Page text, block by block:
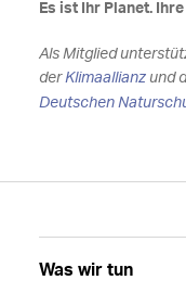
Es ist Ihr Planet.
Als Mitglied
derKlimaallianzund
Deutschen
Was wir tun